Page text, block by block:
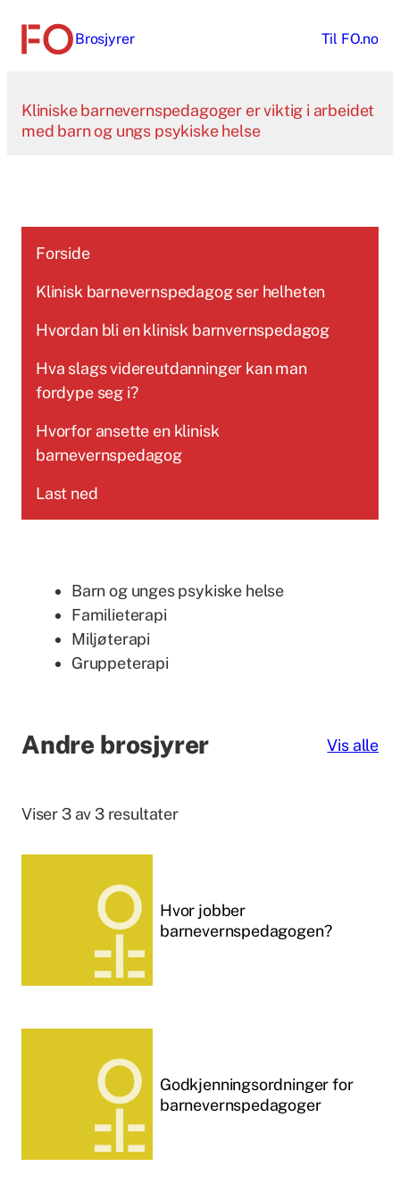
Brosjyrer Til FO.no
Kliniske barnevernspedagoger er viktig i arbeidet
med barn og ungs psykiske helse
Forside
Klinisk barnevernspedagog ser helheten
Hvordan bli en klinisk barnvernspedagog
Hva slags videreutdanninger kan man
fordype seg i?
Hvorfor ansette en klinisk
barnevernspedagog
Last ned
Barn og unges psykiske helse
Familieterapi
Miljøterapi
Gruppeterapi
Andre brosjyrer Vis alle
Viser 3 av 3 resultater
Hvor jobber
barnevernspedagogen?
Godkjenningsordninger for
barnevernspedagoger